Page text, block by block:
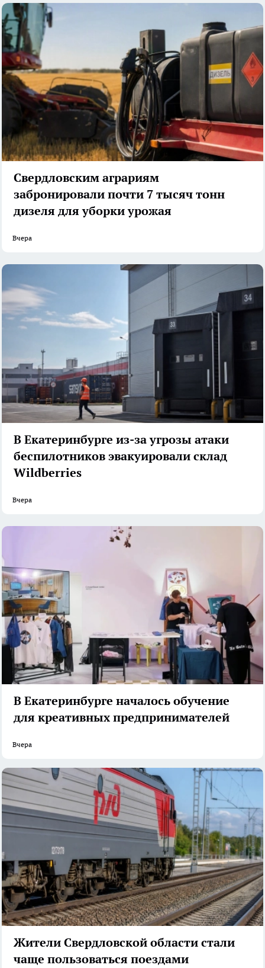
Свердловским аграриям
забронировали почти 7 тысяч тонн
дизеля для уборки урожая
Вчера
В Екатеринбурге из-за угрозы атаки
беспилотников эвакуировали склад
Wildberries
Вчера
В Екатеринбурге началось обучение
для креативных предпринимателей
Вчера
Жители Свердловской области стали
чаще пользоваться поездами